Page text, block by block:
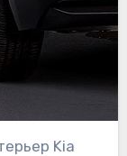
Kia